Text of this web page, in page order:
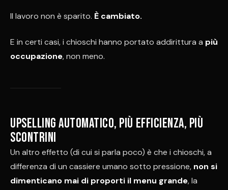
Il lavoro non è sparito. È cambiato.
E in certi casi, i chioschi hanno portato addirittura a più
occupazione, non meno.
Upselling automatico, più efficienza, più
scontrini
Un altro effetto (di cui si parla poco) è che i chioschi, a
differenza di un cassiere umano sotto pressione, non si
dimenticano mai di proporti il menu grande, la